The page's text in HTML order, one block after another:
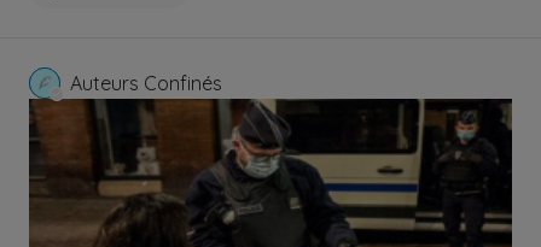
Auteurs Confinés